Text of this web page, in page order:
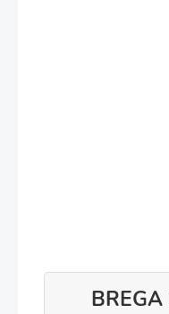
BREGA